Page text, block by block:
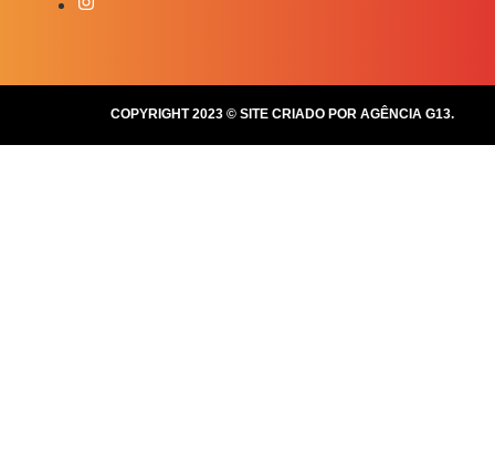
COPYRIGHT 2023 © SITE CRIADO POR AGÊNCIA G13.